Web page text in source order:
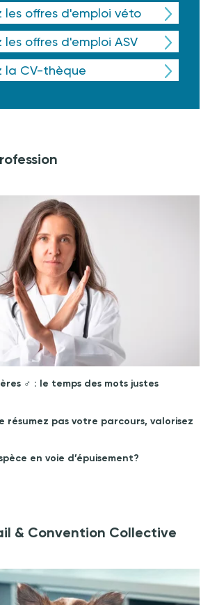
les offres d'emploi véto
les offres d'emploi ASV
la CV-thèque
♂︎ : le temps des mots justes
résumez pas votre parcours, valorisez
en voie d’épuisement?
& Convention Collective